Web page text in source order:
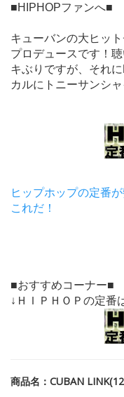
■HIPHOPファンへ■
キューバンの大ヒッ
プロデュースです！
キぶりですが、それ
カルにトニーサンシャ
ヒップホップの定番
これだ！
■おすすめコーナー■
↓ＨＩＰＨＯＰの定番
商品名：CUBAN